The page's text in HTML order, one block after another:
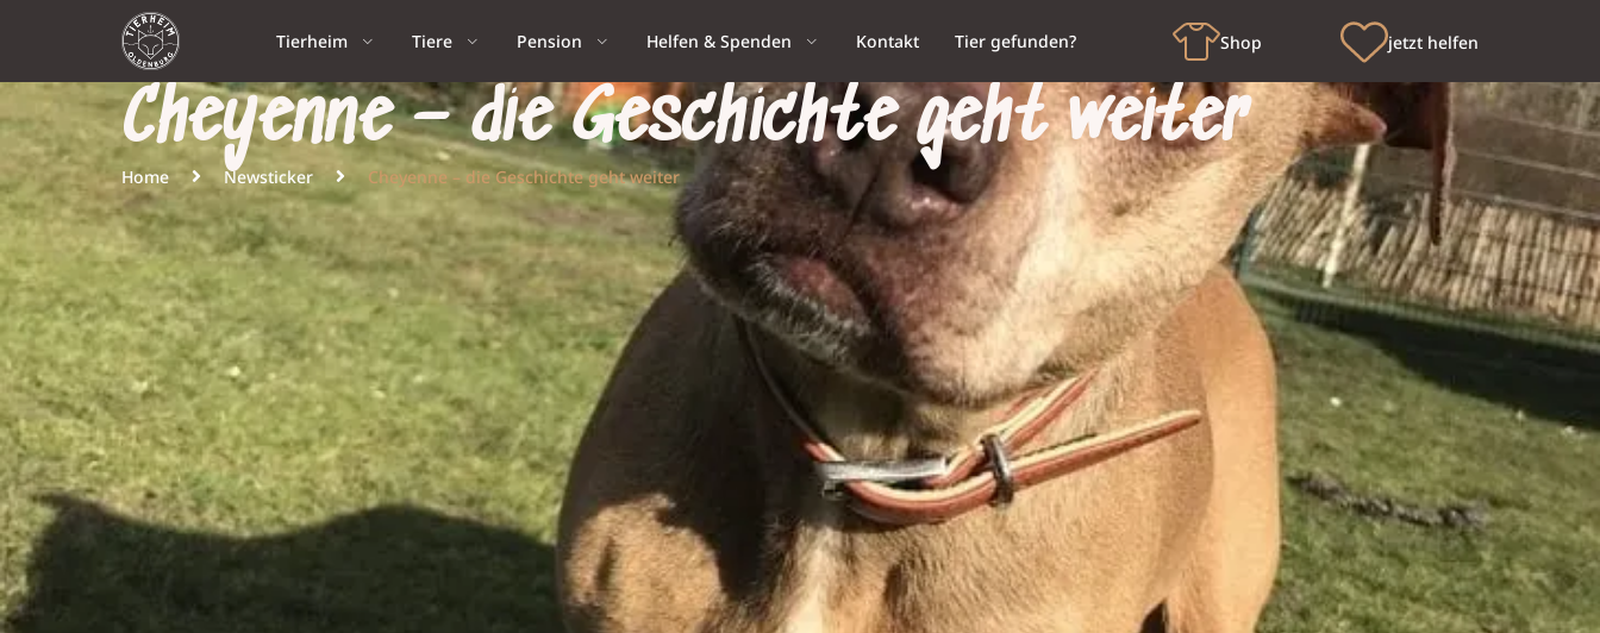
Tierheim Tiere Pension Helfen & Spenden Kontakt Tier gefunden? Shop jetzt helfen
Cheyenne – die Geschichte geht weiter
Home Newsticker Cheyenne – die Geschichte geht weiter